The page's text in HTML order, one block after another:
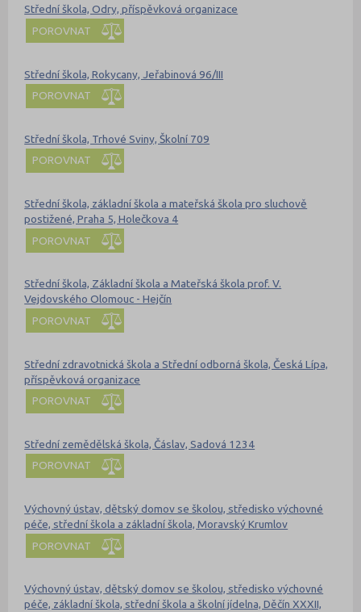
Střední škola, Odry, příspěvková organizace
POROVNAT
Střední škola, Rokycany, Jeřabinová 96/III
POROVNAT
Střední škola, Trhové Sviny, Školní 709
POROVNAT
Střední škola, základní škola a mateřská škola pro sluchově
postižené, Praha 5, Holečkova 4
POROVNAT
Střední škola, Základní škola a Mateřská škola prof. V.
Vejdovského Olomouc - Hejčín
POROVNAT
Střední zdravotnická škola a Střední odborná škola, Česká Lípa,
příspěvková organizace
POROVNAT
Střední zemědělská škola, Čáslav, Sadová 1234
POROVNAT
Výchovný ústav, dětský domov se školou, středisko výchovné
péče, střední škola a základní škola, Moravský Krumlov
POROVNAT
Výchovný ústav, dětský domov se školou, středisko výchovné
péče, základní škola, střední škola a školní jídelna, Děčín XXXII,